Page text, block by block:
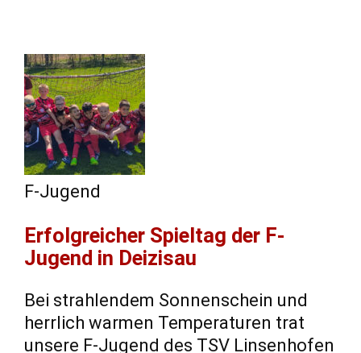
F-Jugend
​Erfolgreicher Spieltag der F-
Jugend in Deizisau
​Bei strahlendem Sonnenschein und
herrlich warmen Temperaturen trat
unsere F-Jugend des TSV Linsenhofen